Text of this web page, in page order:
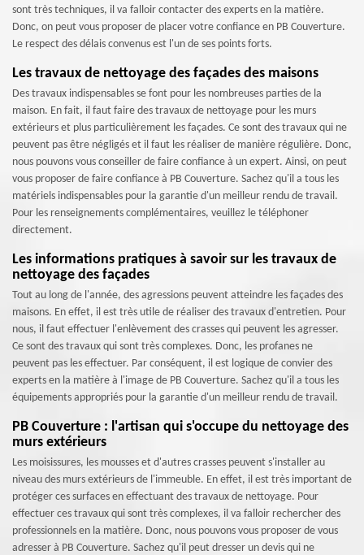
sont très techniques, il va falloir contacter des experts en la matière.
Donc, on peut vous proposer de placer votre confiance en PB Couverture.
Le respect des délais convenus est l'un de ses points forts.
Les travaux de nettoyage des façades des maisons
Des travaux indispensables se font pour les nombreuses parties de la
maison. En fait, il faut faire des travaux de nettoyage pour les murs
extérieurs et plus particulièrement les façades. Ce sont des travaux qui ne
peuvent pas être négligés et il faut les réaliser de manière régulière. Donc,
nous pouvons vous conseiller de faire confiance à un expert. Ainsi, on peut
vous proposer de faire confiance à PB Couverture. Sachez qu'il a tous les
matériels indispensables pour la garantie d'un meilleur rendu de travail.
Pour les renseignements complémentaires, veuillez le téléphoner
directement.
Les informations pratiques à savoir sur les travaux de
nettoyage des façades
Tout au long de l'année, des agressions peuvent atteindre les façades des
maisons. En effet, il est très utile de réaliser des travaux d'entretien. Pour
nous, il faut effectuer l'enlèvement des crasses qui peuvent les agresser.
Ce sont des travaux qui sont très complexes. Donc, les profanes ne
peuvent pas les effectuer. Par conséquent, il est logique de convier des
experts en la matière à l'image de PB Couverture. Sachez qu'il a tous les
équipements appropriés pour la garantie d'un meilleur rendu de travail.
PB Couverture : l'artisan qui s'occupe du nettoyage des
murs extérieurs
Les moisissures, les mousses et d'autres crasses peuvent s'installer au
niveau des murs extérieurs de l'immeuble. En effet, il est très important de
protéger ces surfaces en effectuant des travaux de nettoyage. Pour
effectuer ces travaux qui sont très complexes, il va falloir rechercher des
professionnels en la matière. Donc, nous pouvons vous proposer de vous
adresser à PB Couverture. Sachez qu'il peut dresser un devis qui ne